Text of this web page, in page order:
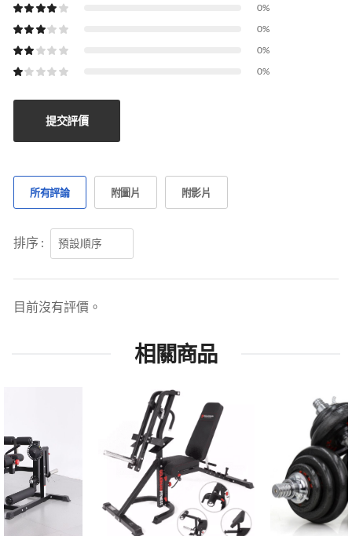
0%
0%
0%
0%
提交評價
所有評論 附圖片 附影片
排序 :
目前沒有評價。
相關商品